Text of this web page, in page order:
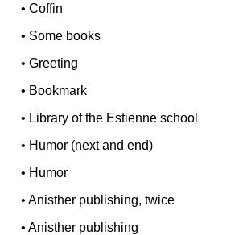
•Coffin
• Some books
•Greeting
• Bookmark
• Library of the Estienne school
• Humor (next and end)
• Humor
•Anisther publishing, twice
•Anisther publishing